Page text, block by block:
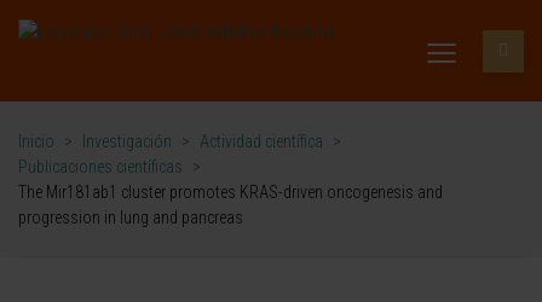
Inicio > Investigación > Actividad científica
>
Publicaciones científicas
>
The Mir181ab1 cluster promotes KRAS-driven oncogenesis and
progression in lung and pancreas